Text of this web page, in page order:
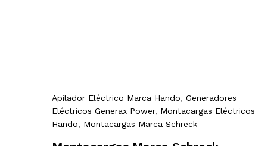
Apilador Eléctrico Marca Hando, Generadores
Eléctricos Generax Power, Montacargas Eléctricos
Hando, Montacargas Marca Schreck